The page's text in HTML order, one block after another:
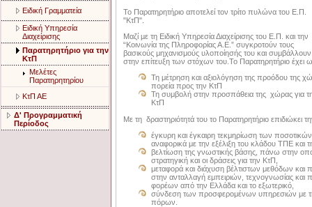
Ειδική Γραμματεία
Ειδική Υπηρεσία
Διαχείρισης
Παρατηρητήριο για την
ΚτΠ
Μελέτες
Παρατηρητηρίου
ΚτΠ ΑΕ
Δ' Προγραμματική
Περίοδος
Το Παρατηρητήριο αποτελεί τον τρίτο πυλώνα του Ε.Π.
"ΚτΠ".
Μαζί µε τη Ειδική Υπηρεσία Διαχείρισης του Ε.Π. και την
“Κοινωνία της Πληροφορίας Α.Ε.” συγκροτούν τους
βασικούς μηχανισμούς υλοποίησής του και συμβάλλουν
στην επίτευξη των στόχων του.To Παρατηρητήριο έχει
Τη μέτρηση και αξιολόγηση της προόδου της
πορεία προς την ΚτΠ
Τη συμβολή στην προσπάθεια της χώρας για
ΚτΠ
Με τη δραστηριότητά του το Παρατηρητήριο επιδιώκει
έγκυρη και έγκαιρη τεκμηρίωση των ποσοτικών
αναφορικά με την εξέλιξη του κλάδου ΤΠΕ και
βελτίωση της γνωστικής βάσης, πάνω στην
στρατηγική και οι δράσεις για την ΚτΠ,
μεταφορά και διάχυση βέλτιστων μεθόδων και
στην ανταλλαγή εμπειριών, τεχνογνωσίας και
φορέων από την Ελλάδα και το εξωτερικό,
σύνδεση των προσφερομένων υπηρεσιών με τη
πόρων.